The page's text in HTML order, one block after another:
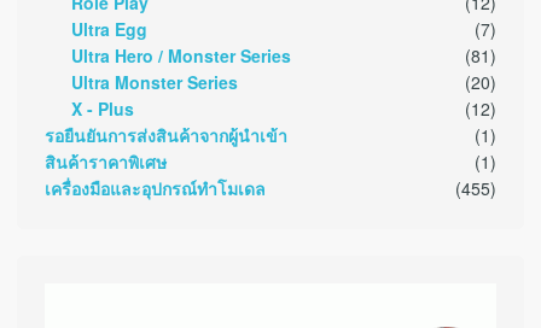
Ultra Egg
(7)
Ultra Hero / Monster Series
(81)
Ultra Monster Series
(20)
X - Plus
(12)
รอยืนยันการส่งสินค้าจากผู้นำเข้า
(1)
สินค้าราคาพิเศษ
(1)
เครื่องมือและอุปกรณ์ทำโมเดล
(455)